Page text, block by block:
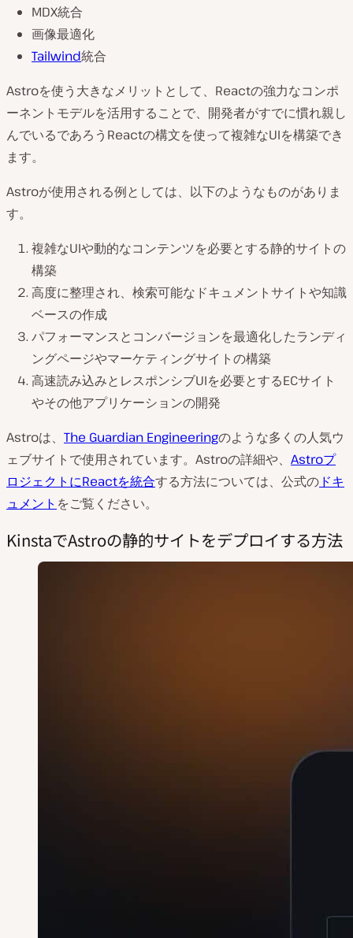
MDX統合
画像最適化
Tailwind統合
Astroを使う大きなメリットとして、Reactの強力なコンポ
ーネントモデルを活用することで、開発者がすでに慣れ親し
んでいるであろうReactの構文を使って複雑なUIを構築でき
ます。
Astroが使用される例としては、以下のようなものがありま
す。
複雑なUIや動的なコンテンツを必要とする静的サイトの
構築
高度に整理され、検索可能なドキュメントサイトや知識
ベースの作成
パフォーマンスとコンバージョンを最適化したランディ
ングページやマーケティングサイトの構築
高速読み込みとレスポンシブUIを必要とするECサイト
やその他アプリケーションの開発
Astroは、 The Guardian Engineeringのような多くの人気ウ
ェブサイトで使用されています。Astroの詳細や、 Astroプ
ロジェクトにReactを統合する方法については、公式の ドキ
ュメント をご覧ください。
KinstaでAstroの静的サイトをデプロイする方法